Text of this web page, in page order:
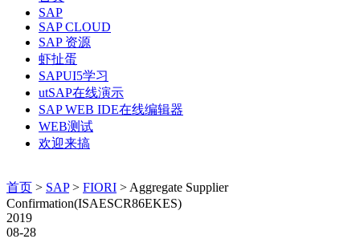
SAP
SAP CLOUD
SAP 资源
虾扯蛋
SAPUI5学习
utSAP在线演示
SAP WEB IDE在线编辑器
WEB测试
欢迎来搞
首页 > SAP> FIORI > Aggregate Supplier
Confirmation(ISAESCR86EKES)
2019
08-28